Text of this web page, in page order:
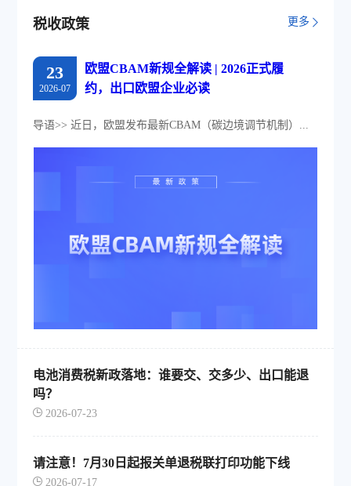
税收政策 更多
23
2026-07
欧盟CBAM新规全解读 | 2026正式履
约，出口欧盟企业必读
导语>> 近日，欧盟发布最新CBAM（碳边境调节机制）...
电池消费税新政落地：谁要交、交多少、出口能退
吗？
2026-07-23
请注意！7月30日起报关单退税联打印功能下线
2026-07-17